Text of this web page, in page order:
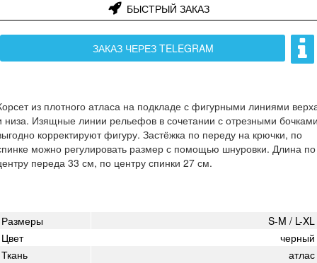
БЫСТРЫЙ ЗАКАЗ
ЗАКАЗ ЧЕРЕЗ TELEGRAM
из плотного атласа на подкладе с фигурными линиями
низа. Изящные линии рельефов в сочетании с отрезными
корректируют фигуру. Застёжка по переду на крючки, по
можно регулировать размер с помощью шнуровки. Длина по
переда 33 см, по центру спинки 27 см.
Размеры
S-M / L-XL
Цвет
черный
Ткань
атлас